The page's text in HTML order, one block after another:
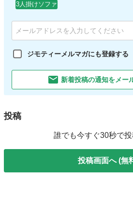
3人掛けソファ
ジモティーメルマガにも登録する
新着投稿の通知をメー
投稿
誰でも今すぐ30秒で
投稿画面へ (無